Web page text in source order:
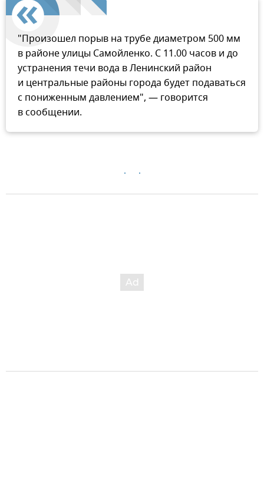
"Произошел порыв на трубе диаметром 500 мм
в районе улицы Самойленко. С 11.00 часов и до
устранения течи вода в Ленинский район
и центральные районы города будет подаваться
с пониженным давлением", — говорится
в сообщении.